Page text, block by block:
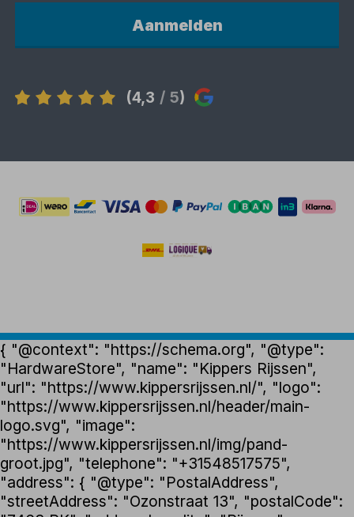
Aanmelden
(4,3 / 5)
{ "@context": "https://schema.org", "@type":
"HardwareStore", "name": "Kippers Rijssen",
"url": "https://www.kippersrijssen.nl/", "logo":
"https://www.kippersrijssen.nl/header/main-
logo.svg", "image":
"https://www.kippersrijssen.nl/img/pand-
groot.jpg", "telephone": "+31548517575",
"address": { "@type": "PostalAddress",
"streetAddress": "Ozonstraat 13", "postalCode":